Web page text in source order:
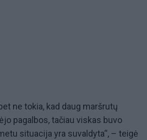
ne tokia, kad daug maršrutų
pagalbos, tačiau viskas buvo
situacija yra suvaldyta“, – teigė